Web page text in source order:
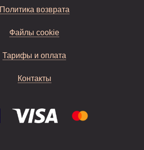
Политика возврата
Файлы cookie
Тарифы и оплата
Контакты